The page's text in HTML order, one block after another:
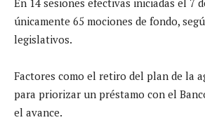
únicamente 65 mociones de fondo,
legislativos.
Factores como el retiro del plan de la
para priorizar un préstamo con el
el avance.